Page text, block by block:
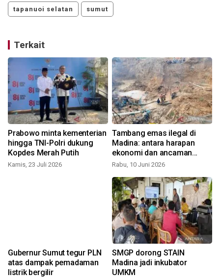
tapanuoi selatan sumut
Terkait
Prabowo minta kementerian
hingga TNI-Polri dukung
Kopdes Merah Putih
Kamis, 23 Juli 2026
Tambang emas ilegal di
Madina: antara harapan
ekonomi dan ancaman
lingkungan
Rabu, 10 Juni 2026
Gubernur Sumut tegur PLN
atas dampak pemadaman
listrik bergilir
SMGP dorong STAIN
Madina jadi inkubator
UMKM